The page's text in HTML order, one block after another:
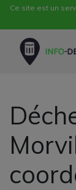
Ce site est un